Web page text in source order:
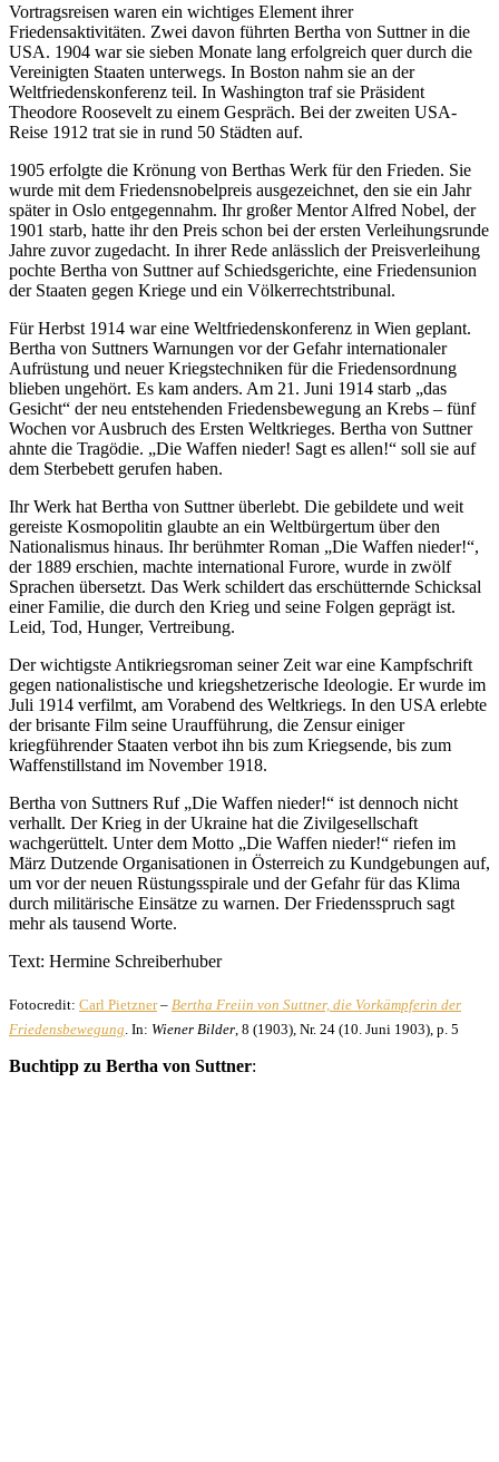
Vortragsreisen waren ein wichtiges Element ihrer
Friedensaktivitäten. Zwei davon führten Bertha von Suttner in die
USA. 1904 war sie sieben Monate lang erfolgreich quer durch die
Vereinigten Staaten unterwegs. In Boston nahm sie an der
Weltfriedenskonferenz teil. In Washington traf sie Präsident
Theodore Roosevelt zu einem Gespräch. Bei der zweiten USA-
Reise 1912 trat sie in rund 50 Städten auf.
1905 erfolgte die Krönung von Berthas Werk für den Frieden. Sie
wurde mit dem Friedensnobelpreis ausgezeichnet, den sie ein Jahr
später in Oslo entgegennahm. Ihr großer Mentor Alfred Nobel, der
1901 starb, hatte ihr den Preis schon bei der ersten Verleihungsrunde
Jahre zuvor zugedacht. In ihrer Rede anlässlich der Preisverleihung
pochte Bertha von Suttner auf Schiedsgerichte, eine Friedensunion
der Staaten gegen Kriege und ein Völkerrechtstribunal.
Für Herbst 1914 war eine Weltfriedenskonferenz in Wien geplant.
Bertha von Suttners Warnungen vor der Gefahr internationaler
Aufrüstung und neuer Kriegstechniken für die Friedensordnung
blieben ungehört. Es kam anders. Am 21. Juni 1914 starb „das
Gesicht“ der neu entstehenden Friedensbewegung an Krebs – fünf
Wochen vor Ausbruch des Ersten Weltkrieges. Bertha von Suttner
ahnte die Tragödie. „Die Waffen nieder! Sagt es allen!“ soll sie auf
dem Sterbebett gerufen haben.
Ihr Werk hat Bertha von Suttner überlebt. Die gebildete und weit
gereiste Kosmopolitin glaubte an ein Weltbürgertum über den
Nationalismus hinaus. Ihr berühmter Roman „Die Waffen nieder!“,
der 1889 erschien, machte international Furore, wurde in zwölf
Sprachen übersetzt. Das Werk schildert das erschütternde Schicksal
einer Familie, die durch den Krieg und seine Folgen geprägt ist.
Leid, Tod, Hunger, Vertreibung.
Der wichtigste Antikriegsroman seiner Zeit war eine Kampfschrift
gegen nationalistische und kriegshetzerische Ideologie. Er wurde im
Juli 1914 verfilmt, am Vorabend des Weltkriegs. In den USA erlebte
der brisante Film seine Uraufführung, die Zensur einiger
kriegführender Staaten verbot ihn bis zum Kriegsende, bis zum
Waffenstillstand im November 1918.
Bertha von Suttners Ruf „Die Waffen nieder!“ ist dennoch nicht
verhallt. Der Krieg in der Ukraine hat die Zivilgesellschaft
wachgerüttelt. Unter dem Motto „Die Waffen nieder!“ riefen im
März Dutzende Organisationen in Österreich zu Kundgebungen auf,
um vor der neuen Rüstungsspirale und der Gefahr für das Klima
durch militärische Einsätze zu warnen. Der Friedensspruch sagt
mehr als tausend Worte.
Text: Hermine Schreiberhuber
Fotocredit: Carl Pietzner– Bertha Freiin von Suttner, die Vorkämpferin der
Friedensbewegung. In: Wiener Bilder, 8 (1903), Nr. 24 (10. Juni 1903), p. 5
Buchtipp zu Bertha von Suttner: